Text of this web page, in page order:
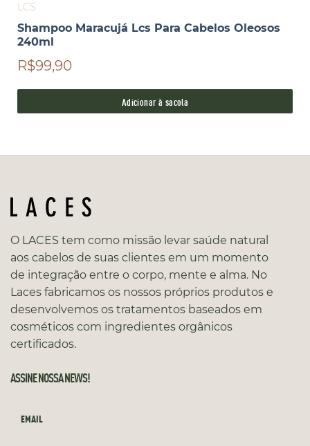
LCS
Shampoo Maracujá Lcs Para Cabelos Oleosos
240ml
R$99,90
Adicionar à sacola
O LACES tem como missão levar saúde natural
aos cabelos de suas clientes em um momento
de integração entre o corpo, mente e alma. No
Laces fabricamos os nossos próprios produtos e
desenvolvemos os tratamentos baseados em
cosméticos com ingredientes orgânicos
certificados.
ASSINE NOSSA NEWS!
EMAIL